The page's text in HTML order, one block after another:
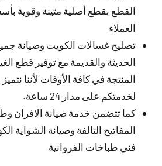
القطع بقطع أصلية متينة وقوية
العملاء
تصليح غسالات الكويت وصيانة
الحديثة والقديمة مع توفير قطع
المنتجة في كافة الأوقات لأننا
لخدمتكم على مدار 24 ساعة.
كما تتضمن خدمة صيانة الافران
المفاتيح التالفة وصيانة الشواية
فني طباخات الفروانية